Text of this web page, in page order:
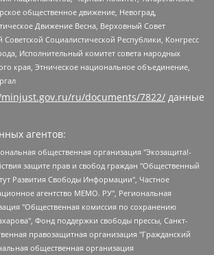
общественное движение, Невоград,
Движение Весна, Верховный Совет
Социалистической Республики, Конгресс
Исполнительный комитет совета народных
края, Этническое национальное объединение,
ru/documents/7822/ данные
агентов:
Красноярская региональная общественная организация "Мы против СПИДа", Камалягин Денис Николаевич, Маркелов Сергей Евгеньевич, Пономарев Лев Александрович, Савицкая Людмила Алексеевна, Автономная некоммерческая организация "Центр по работе с проблемой насилия "НАСИЛИЮ.НЕТ", Межрегиональный профессиональный союз работников здравоохранения "Альянс врачей", Юридическое лицо, зарегистрированное в Латвийской Республике, SIA "Medusa Project" (регистрационный номер 40103797863, дата регистрации 10.06.2014), Некоммерческая организация "Фонд по борьбе с коррупцией", Автономная некоммерческая организация "Институт права и публичной политики", Баданин Роман Сергеевич, Гликин Максим Александрович, Железнова Мария Михайловна, Лукьянова Юлия Сергеевна, Маетная Елизавета Витальевна, Маняхин Петр Борисович, Чуракова Ольга Владимировна, Ярош Юлия Петровна, Юридическое лицо "The Insider SIA", зарегистрированное в Риге, Латвийская Республика (дата регистрации 26.06.2015), являющееся администратором доменного имени интернет-издания "The Insider SIA", https://theins.ru, Постернак Алексей Евгеньевич, Рубин Михаил Аркадьевич, Анин Роман Александрович, Юридическое лицо Istories fonds, зарегистрированное в Латвийской Республике (регистрационный номер 50008295751, дата регистрации 24.02.2020), Великовский Дмитрий Александрович, Долинина Ирина Николаевна, Мароховская Алеся Алексеевна, Шлейнов Роман Юрьевич, Шмагун Олеся Валентиновна, Общество с ограниченной ответственностью "Альтаир 2021", Общество с ограниченной ответственностью "Вега 2021", Общество с ограниченной ответственностью "Главный редактор 2021", Общество с ограниченной ответственностью "Ромашки монолит", Важенков Артем Валерьевич, Ивановская областная общественная организация "Центр гендерных исследований", Гурман Юрий Альбертович, Медиапроект "ОВД-Инфо", Егоров Владимир Владимирович, Жилинский Владимир Александрович, Общество с ограниченной ответственностью "ЗП", Иванова София Юрьевна, Карезина Инна Павловна, Кильтау Екатерина Викторовна, Петров Алексей Викторович, Пискунов Сергей Евгеньевич, Смирнов Сергей Сергеевич, Тихонов Михаил Сергеевич, Общество с ограниченной ответственностью "ЖУРНАЛИСТ-ИНОСТРАННЫЙ АГЕНТ", Арапова Галина Юрьевна, Вольтская Татьяна Анатольевна, Американская компания "Mason G.E.S. Anonymous Foundation" (США), являющаяся владельцем интернет-издания https://mnews.world/, Компания "Stichting Bellingcat", зарегистрированная в Нидерландах (дата регистрации 11.07.2018), Захаров Андрей Вячеславович, Клепиковская Екатерина Дмитриевна, Общество с ограниченной ответственностью "МЕМО", Перл Роман Александрович, Симонов Евгений Алексеевич, Соловьева Елена Анатольевна, Сотников Даниил Владимирович, Сурначева Елизавета Дмитриевна, Автономная некоммерческая организация по защите прав человека и информированию населения "Якутия – Наше Мнение", Общество с ограниченной ответственностью "Москоу диджитал медиа", с 26.01.2023 Общество с ограниченной ответственностью "Чайка Белые сады", Ветошкина Валерия Валерьевна, Заговора Максим Александрович, Межрегиональное общественное движение "Российская ЛГБТ - сеть", Оленичев Максим Владимирович, Павлов Иван Юрьевич, Скворцова Елена Сергеевна, Общество с ограниченной ответственностью "Как бы инагент", Кочетков Игорь Викторович, Общество с ограниченной ответственностью "Честные выборы", Еланчик Олег Александрович, Общество с ограниченной ответственностью "Нобелевский призыв", Гималова Регина Эмилевна, Григорьев Андрей Валерьевич, Григорьева Алина Александровна, Ассоциация по содействию защите прав призывников, альтернативнослужащих и военнослужащих "Правозащитная группа "Гражданин.Армия.Право", Хисамова Регина Фаритовна, Автономная некоммерческая организация по реализации социально-правовых программ "Лилит", Дальневосточное общественное движение "Маяк", Санкт-Петербургская ЛГБТ-инициативная группа "Выход", Инициативная группа ЛГБТ+ "Реверс", Алексеев Андрей Викторович, Бекбулатова Таисия Львовна, Беляев Иван Михайлович, Владыкина Елена Сергеевна, Гельман Марат Александрович, Никульшина Вероника Юрьевна, Толоконникова Надежда Андреевна, Шендерович Виктор Анатольевич, Общество с ограниченной ответственностью "Данное сообщение", Общество с ограниченной ответственностью Издательский дом "Новая глава", Айнбиндер Александра Александровна, Московский комьюнити-центр для ЛГБТ+инициатив, Благотворительный фонд развития филантропии, Deutsche Welle (Германия, Kurt-Schumacher-Strasse 3, 53113 Bonn), Борзунова Мария Михайловна, Воробьев Виктор Викторович, Голубева Анна Львовна, Константинова Алла Михайловна, Малкова Ирина Владимировна, Мурадов Мурад Абдулгалимович, Осетинская Елизавета Николаевна, Понасенков Евгений Николаевич, Ганапольский Матвей Юрьевич, Киселев Евгений Алексеевич, Борухович Ирина Григорьевна, Дремин Иван Тимофеевич, Дубровский Дмитрий Викторович, Красноярская региональная общественная организация поддержки и развития альтернативных образовательных технологий и межкультурных коммуникаций "ИНТЕРРА", Маяковская Екатерина Алексеевна, Фейгин Марк Захарович, Филимонов Андрей Викторович, Дзугкоева Регина Николаевна, Доброхотов Роман Александрович, Дудь Юрий Александрович, Елкин Сергей Владимирович, Кругликов Кирилл Игоревич, Сабунаева Мария Леонидовна, Семенов Алексей Владимирович, Шаинян Карен Багратович, Шульман Екатерина Михайловна, Асафьев Артур Валерьевич, Вахштайн Виктор Семенович, Венедиктов Алексей Алексеевич, Лушникова Екатерина Евгеньевна, Волков Леонид Михайлович, Невзоров Александр Глебович, Пархоменко Сергей Борисович, Сироткин Ярослав Николаевич, Кара-Мурза Владимир Владимирович, Баранова Наталья Владимировна, Гозман Леонид Яковлевич, Кагарлицкий Борис Юльевич, Климарев Михаил Валерьевич, Милов Владимир Станиславович, Автономная некоммерческая организация Краснодарский центр современного искусства "Типография", Моргенштерн Алишер Тагирович, Соболь Любовь Эдуардовна, Общество с ограниченной ответственностью "ЛИЗА НОРМ", Каспаров Гарри Кимович, Ходорковский Михаил Борисович, Общество с ограниченной ответственностью "Апрельские тезисы", Данилович Ирина Брониславовна, Кашин Олег Владимирович, Петров Николай Владимирович, Пивоваров Алексей Владимирович, Соколов Михаил Владимирович, Цветкова Юлия Владимировна, Чичваркин Евгений Александрович, Комитет против пыток/Команда против пыток, Общество с ограниченной ответственностью "Первый научный", Общество с ограниченной ответственностью "Вертолет и ко", Белоцерковская Вероника Борисовна, Кац Максим Евгеньевич, Лазарева Татьяна Юрьевна, Шаведдинов Руслан Табризович, Яшин Илья Валерьевич, Общество с ограниченной ответственностью "Иноагент ААВ", Алешковский Дмитрий Петрович, Альбац Евгения Марковна, Быков Дмитрий Львович, Галямина Юлия Евгеньевна, Лойко Сергей Леонидович, Мартынов Кирилл Константинович, Медведев Сергей Александрович, Крашенинников Федор Геннадиевич, Гордеева Катерина Вл